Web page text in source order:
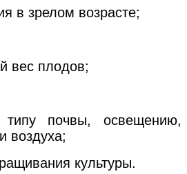
в зрелом возрасте;
вес плодов;
почвы, освещению,
воздуха;
культуры.